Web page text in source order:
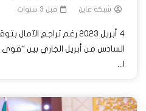
شبكة عاين قبل 3 سنوات
4 أبريل 2023 رغم تراجع
السادس من أبريل الجاري بين “قوى
ا...